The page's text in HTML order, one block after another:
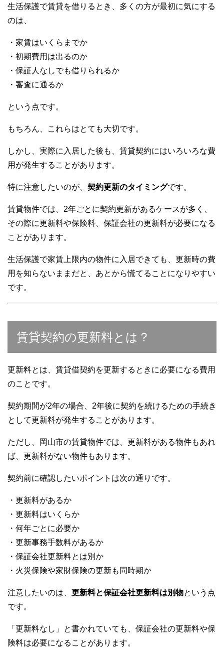
生活保護で賃貸を借りるとき、多くの方が最初に気にする
のは、
・家賃はいくらまでか
・初期費用は出るのか
・保証人なしでも借りられるか
・審査に通るか
という点です。
もちろん、これらはとても大切です。
しかし、実際に入居した後も、賃貸契約にはいろいろな費
用が発生することがあります。
特に注意したいのが、 契約更新のタイミングです。
賃貸物件では、2年ごとに契約更新があるケースが多く、
その際に更新料や保険料、保証会社の更新料が必要になる
ことがあります。
生活保護で家賃上限内の物件に入居できても、更新時の費
用を知らないままだと、あとから慌てることになりやすい
です。
賃貸契約の更新料とは？
更新料とは、賃貸借契約を更新するときに必要になる費用
のことです。
契約期間が2年の場合、2年後に契約を続けるための手続き
として更新料が発生することがあります。
ただし、岡山市の賃貸物件では、更新料がある物件もあれ
ば、更新料がない物件もあります。
契約前に確認したいポイントは次の通りです。
・更新料があるか
・更新料はいくらか
・何年ごとに必要か
・更新事務手数料があるか
・保証会社更新料とは別か
・火災保険や家財保険の更新も同時期か
注意したいのは、 更新料と保証会社更新料は別物という点
です。
「更新料なし」と書かれていても、保証会社の更新料や保
険料は必要になることがあります。